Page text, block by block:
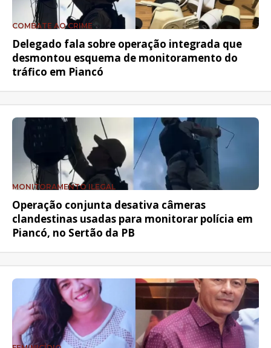
COMBATE AO CRIME
Delegado fala sobre operação integrada que
desmontou esquema de monitoramento do
tráfico em Piancó
MONITORAMENTO ILEGAL
Operação conjunta desativa câmeras
clandestinas usadas para monitorar polícia em
Piancó, no Sertão da PB